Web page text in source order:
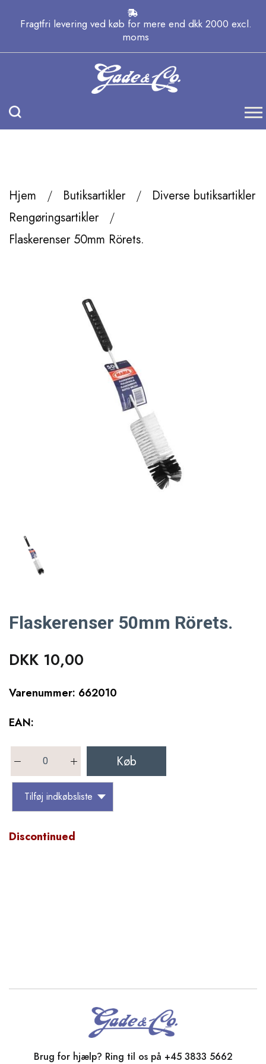
Fragtfri levering ved køb for mere end dkk 2000 excl.
moms
Hjem Butiksartikler
Diverse butiksartikler
Rengøringsartikler
Flaskerenser 50mm Rörets.
Flaskerenser 50mm Rörets.
DKK 10,00
Varenummer: 662010
EAN:
Køb
Tilføj indkøbsliste
Discontinued
Brug for hjælp? Ring til os på +45 3833 5662